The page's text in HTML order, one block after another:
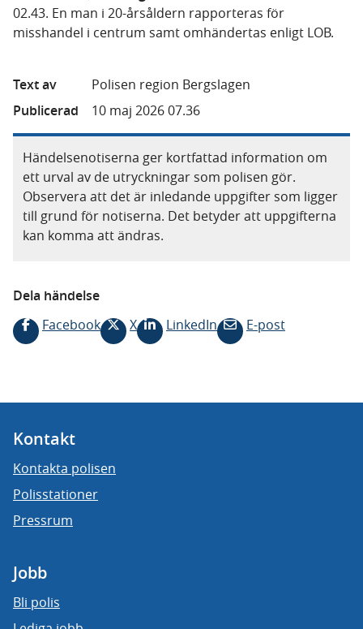
02.43. En man i 20-årsåldern rapporteras för
misshandel i centrum samt omhändertas enligt LOB.
Text av
Polisen region Bergslagen
Publicerad
10 maj 2026 07.36
Händelsenotiserna ger kortfattad information om
ett urval av de utryckningar som polisen gör.
Observera att det är inledande uppgifter som ligger
till grund för notiserna. Det betyder att uppgifterna
kan komma att ändras.
Dela händelse
Facebook
X LinkedIn E-post
Kontakt
Kontakta polisen
Polisstationer
Pressrum
Jobb
Bli polis